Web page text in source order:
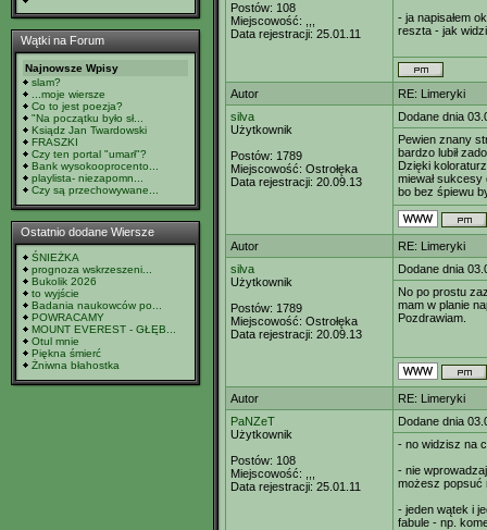
Wątki na Forum
Najnowsze Wpisy
slam?
...moje wiersze
Co to jest poezja?
"Na początku było sł...
Ksiądz Jan Twardowski
FRASZKI
Czy ten portal "umarł"?
Bank wysokooprocento...
playlista- niezapomn...
Czy są przechowywane...
Ostatnio dodane Wiersze
ŚNIEŻKA
prognoza wskrzeszeni...
Bukolik 2026
to wyjście
Badania naukowców po...
POWRACAMY
MOUNT EVEREST - GŁĘB...
Otul mnie
Piękna śmierć
Żniwna błahostka
Postów: 108
Miejscowość:
Data rejestracji: 25.01.11
- ja napisałem
reszta - jak
Autor
RE: Limeryki
silva
Użytkownik
Postów: 1789
Miejscowość: Ostrołęka
Data rejestracji: 20.09.13
Dodane dnia
Pewien znany
bardzo lubił
Dzięki
miewał sukcesy
bo bez śpiewu
Autor
RE: Limeryki
silva
Użytkownik
Postów: 1789
Miejscowość: Ostrołęka
Data rejestracji: 20.09.13
Dodane dnia
No po prostu
mam w planie
Pozdrawiam.
Autor
RE: Limeryki
PaNZeT
Użytkownik
Postów: 108
Miejscowość:
Data rejestracji: 25.01.11
Dodane dnia
- no widzisz na
- nie
możesz popsuć
- jeden wątek i
fabule - np.